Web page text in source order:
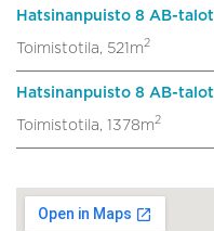
Hatsinanpuisto 8 AB-talot
Toimistotila, 521m2
Hatsinanpuisto 8 AB-talot
Toimistotila, 1378m2